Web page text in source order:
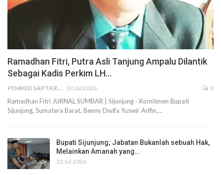
Ramadhan Fitri, Putra Asli Tanjung Ampalu Dilantik
Sebagai Kadis Perkim LH…
PEMRED SAPTARIUS 30 Jul 2026 0
Ramadhan Fitri JURNAL SUMBAR | Sijunjung - Komitmen Bupati
Sijunjung, Sumatera Barat, Benny Dwifa Yuswir Arifin,…
Bupati Sijunjung; Jabatan Bukanlah sebuah Hak,
Melainkan Amanah yang…
31 Jul 2026